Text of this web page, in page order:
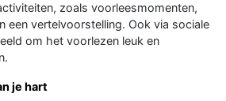
zoals voorleesmomenten,
een vertelvoorstelling. Ook via sociale
om het voorlezen leuk en
je hart